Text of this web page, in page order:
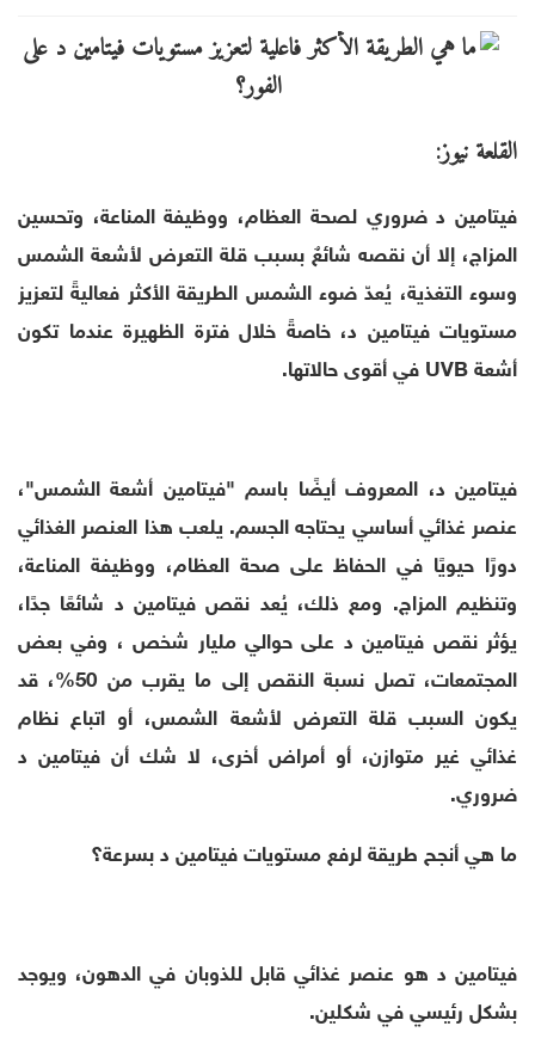
القلعة نيوز:
فيتامين د ضروري لصحة العظام، ووظيفة المناعة، وتحسين
المزاج، إلا أن نقصه شائعٌ بسبب قلة التعرض لأشعة الشمس
وسوء التغذية، يُعدّ ضوء الشمس الطريقة الأكثر فعاليةً لتعزيز
مستويات فيتامين د، خاصةً خلال فترة الظهيرة عندما تكون
أشعة UVB في أقوى حالاتها.
فيتامين د، المعروف أيضًا باسم "فيتامين أشعة الشمس"،
عنصر غذائي أساسي يحتاجه الجسم. يلعب هذا العنصر الغذائي
دورًا حيويًا في الحفاظ على صحة العظام، ووظيفة المناعة،
وتنظيم المزاج. ومع ذلك، يُعد نقص فيتامين د شائعًا جدًا،
يؤثر نقص فيتامين د على حوالي مليار شخص ، وفي بعض
المجتمعات، تصل نسبة النقص إلى ما يقرب من 50%، قد
يكون السبب قلة التعرض لأشعة الشمس، أو اتباع نظام
غذائي غير متوازن، أو أمراض أخرى، لا شك أن فيتامين د
ضروري.
ما هي أنجح طريقة لرفع مستويات فيتامين د بسرعة؟
فيتامين د هو عنصر غذائي قابل للذوبان في الدهون، ويوجد
بشكل رئيسي في شكلين.